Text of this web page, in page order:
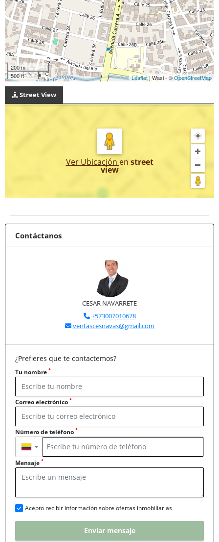
200 m
500 ft
Leaflet| Wasi - ©OpenStreetMap
Street View
Ver Ubicación en street
view
Contáctanos
CESAR NAVARRETE
+573007010678
ventascesnavas@gmail.com
¿Prefieres que te contactemos?
Tu nombre *
Correo electrónico *
Número de teléfono *
▼
Mensaje *
Acepto recibir información sobre ofertas inmobiliarias
Enviar mensaje